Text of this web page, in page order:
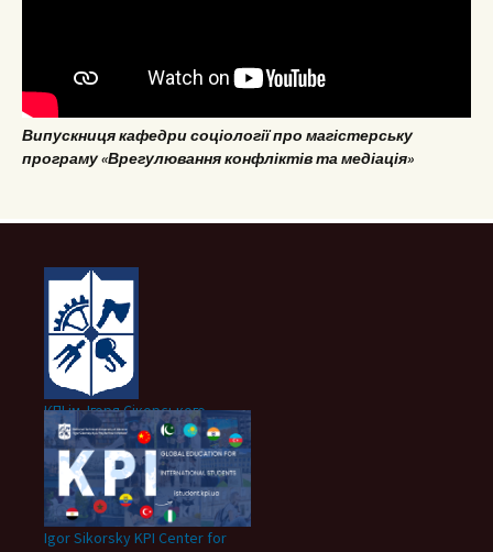
Випускниця кафедри соціології про магістерську
програму «Врегулювання конфліктів та медіація»
КПІ ім. Ігоря Сікорського
Igor Sikorsky KPI Center for